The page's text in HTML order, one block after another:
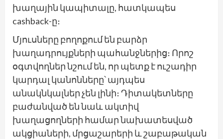
խաղային կապիտալը, հատկապես
cashback-ը։
Մյուսները բողոքում են բարձր
խաղադրույքների պահանջներից։ Որոշ
օգտվողներ նշում են, որ պետք է ուշադիր
կարդալ կանոնները՝ այդպես
անակնկալներ չեն լինի։ Դիտակետները
բաժանված են նաև ակտիվ
խաղացողների համար նախատեսված
ակցիաների, մրցաշարերի և շաբաթական